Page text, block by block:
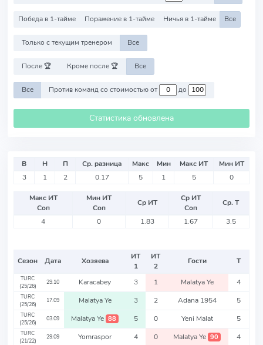
Победа в 1-тайме Поражение в 1-тайме Ничья в 1-тайме Все
Только с текущим тренером Все
После 🏆 Кроме после 🏆 Все
Все Против команд со стоимостью от до
Статистика обновлена
В Н П Ср. разница Макс Мин Макс ИТ
Мин ИТ
3
1 2 0.17 5 1 5 0
Макс ИТ
Соп
Мин ИТ
Соп
Ср ИТ
Ср ИТ
Соп
Ср. Т
4
0 1.83 1.67 3.5
Сезон Дата Хозяева
ИТ
1
ИТ
2
Гости Т
TURC
(25/26)
29.10 Karacabey 3 1 Malatya Ye 4
TURC
(25/26)
17.09 Malatya Ye 3 2 Adana 1954 5
TURC
(25/26)
03.09 Malatya Ye 88 5 0 Yeni Malat 5
TURC
(21/22)
29.09 Yomraspor 4 0 Malatya Ye 90 4